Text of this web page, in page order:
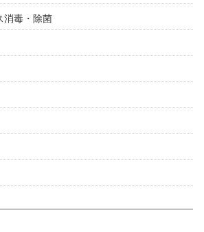
消毒・除菌